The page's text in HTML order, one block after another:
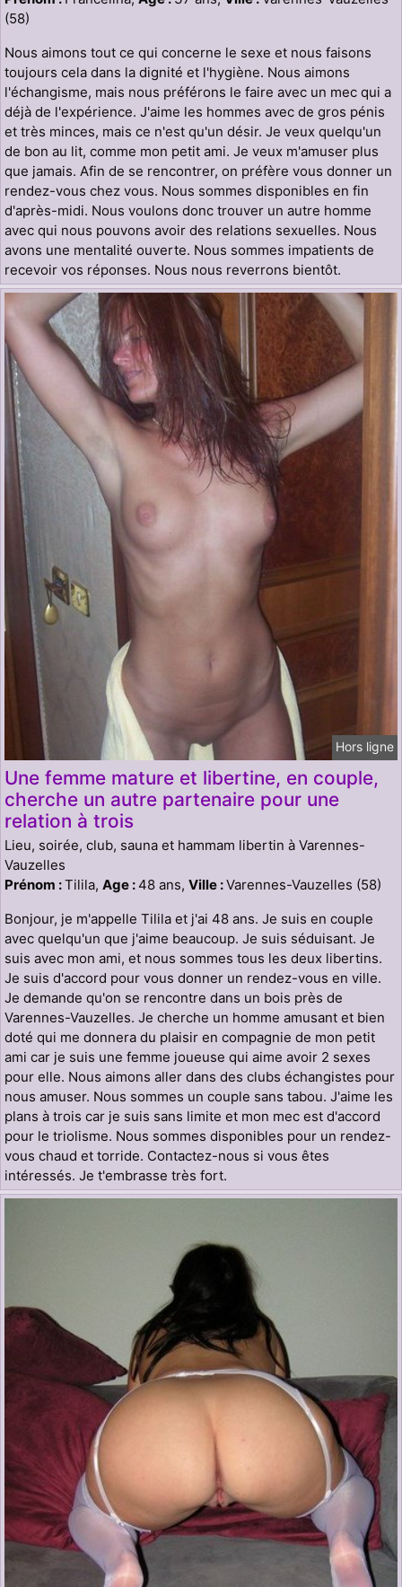
(58)
Nous aimons tout ce qui concerne le sexe et nous faisons
toujours cela dans la dignité et l'hygiène. Nous aimons
l'échangisme, mais nous préférons le faire avec un mec qui a
déjà de l'expérience. J'aime les hommes avec de gros pénis
et très minces, mais ce n'est qu'un désir. Je veux quelqu'un
de bon au lit, comme mon petit ami. Je veux m'amuser plus
que jamais. Afin de se rencontrer, on préfère vous donner un
rendez-vous chez vous. Nous sommes disponibles en fin
d'après-midi. Nous voulons donc trouver un autre homme
avec qui nous pouvons avoir des relations sexuelles. Nous
avons une mentalité ouverte. Nous sommes impatients de
recevoir vos réponses. Nous nous reverrons bientôt.
Hors ligne
Une femme mature et libertine, en couple,
cherche un autre partenaire pour une
relation à trois
Lieu, soirée, club, sauna et hammam libertin à Varennes-
Vauzelles
Prénom :Tilila, Age : 48 ans, Ville :Varennes-Vauzelles (58)
Bonjour, je m'appelle Tilila et j'ai 48 ans. Je suis en couple
avec quelqu'un que j'aime beaucoup. Je suis séduisant. Je
suis avec mon ami, et nous sommes tous les deux libertins.
Je suis d'accord pour vous donner un rendez-vous en ville.
Je demande qu'on se rencontre dans un bois près de
Varennes-Vauzelles. Je cherche un homme amusant et bien
doté qui me donnera du plaisir en compagnie de mon petit
ami car je suis une femme joueuse qui aime avoir 2 sexes
pour elle. Nous aimons aller dans des clubs échangistes pour
nous amuser. Nous sommes un couple sans tabou. J'aime les
plans à trois car je suis sans limite et mon mec est d'accord
pour le triolisme. Nous sommes disponibles pour un rendez-
vous chaud et torride. Contactez-nous si vous êtes
intéressés. Je t'embrasse très fort.